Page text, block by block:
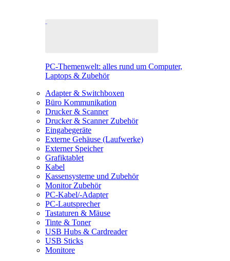
PC-Themenwelt: alles rund um Computer,
Laptops & Zubehör
Adapter & Switchboxen
Büro Kommunikation
Drucker & Scanner
Drucker & Scanner Zubehör
Eingabegeräte
Externe Gehäuse (Laufwerke)
Externer Speicher
Grafiktablet
Kabel
Kassensysteme und Zubehör
Monitor Zubehör
PC-Kabel/-Adapter
PC-Lautsprecher
Tastaturen & Mäuse
Tinte & Toner
USB Hubs & Cardreader
USB Sticks
Monitore